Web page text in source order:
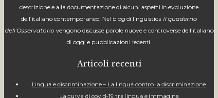
descrizione e alla documentazione di alcuni aspetti in evoluzione
dell’italiano contemporaneo. Nel blog di linguistica Il quaderno
dell’Osservatorio vengono discusse parole nuove e controverse dell’italiano
di oggi e pubblicazioni recenti.
Articoli recenti
Lingua e discriminazione – La lingua contro la discriminazione
La curva di covid-19 tra lingua e immagine